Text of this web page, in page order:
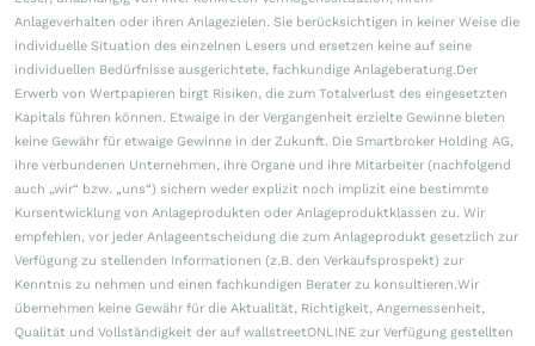
Anlageverhalten oder ihren Anlagezielen. Sie berücksichtigen in keiner Weise die
individuelle Situation des einzelnen Lesers und ersetzen keine auf seine
individuellen Bedürfnisse ausgerichtete, fachkundige Anlageberatung.Der
Erwerb von Wertpapieren birgt Risiken, die zum Totalverlust des eingesetzten
Kapitals führen können. Etwaige in der Vergangenheit erzielte Gewinne bieten
keine Gewähr für etwaige Gewinne in der Zukunft. Die Smartbroker Holding AG,
ihre verbundenen Unternehmen, ihre Organe und ihre Mitarbeiter (nachfolgend
auch „wir“ bzw. „uns“) sichern weder explizit noch implizit eine bestimmte
Kursentwicklung von Anlageprodukten oder Anlageproduktklassen zu. Wir
empfehlen, vor jeder Anlageentscheidung die zum Anlageprodukt gesetzlich zur
Verfügung zu stellenden Informationen (z.B. den Verkaufsprospekt) zur
Kenntnis zu nehmen und einen fachkundigen Berater zu konsultieren.Wir
übernehmen keine Gewähr für die Aktualität, Richtigkeit, Angemessenheit,
Qualität und Vollständigkeit der auf wallstreetONLINE zur Verfügung gestellten